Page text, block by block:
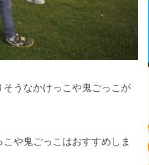
そうなかけっこや鬼ごっこが
や鬼ごっこはおすすめしま